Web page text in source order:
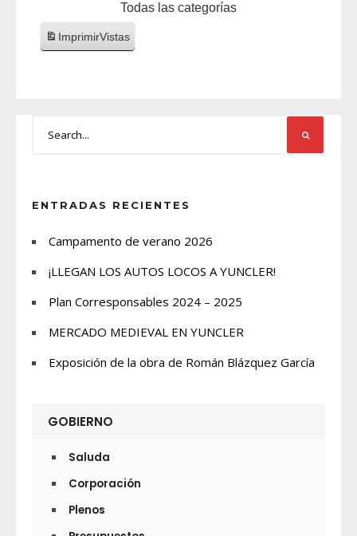
Todas las categorías
ImprimirVistas
ENTRADAS RECIENTES
Campamento de verano 2026
¡LLEGAN LOS AUTOS LOCOS A YUNCLER!
Plan Corresponsables 2024 – 2025
MERCADO MEDIEVAL EN YUNCLER
Exposición de la obra de Román Blázquez García
GOBIERNO
Saluda
Corporación
Plenos